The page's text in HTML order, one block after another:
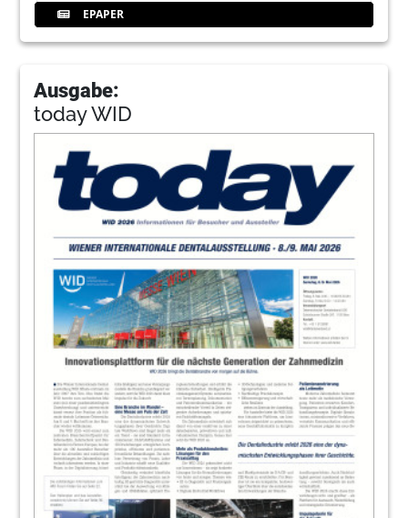
EPAPER
Ausgabe:
today WID